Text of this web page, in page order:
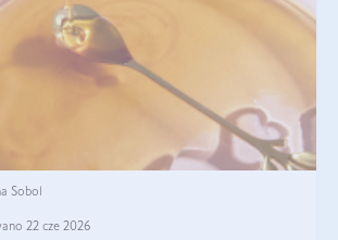
Sobol
22 cze 2026